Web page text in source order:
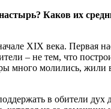
Каков их
XIX века. Первая
– не тем, что
много молились,
в обители